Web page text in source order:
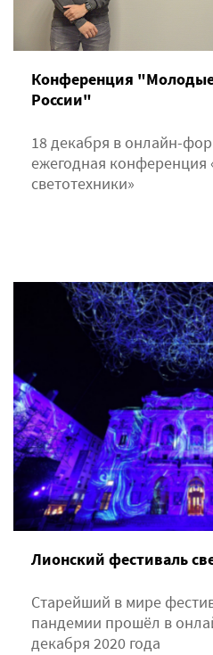
Конференция "Молодые
России"
18 декабря в онлайн-
ежегодная
светотехники»
Лионский фестиваль
Старейший в мире
пандемии прошёл в
декабря 2020 года